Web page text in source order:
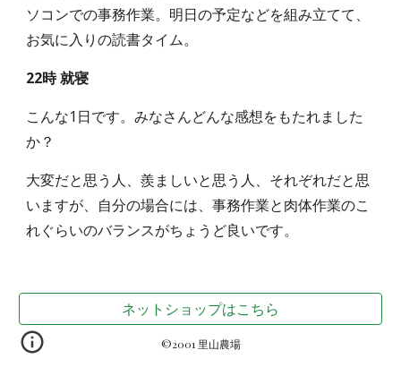
ソコンでの事務作業。明日の予定などを組み立てて、
お気に入りの読書タイム。
22時就寝
こんな1日です。みなさんどんな感想をもたれました
か？
大変だと思う人、羨ましいと思う人、それぞれだと思
いますが、自分の場合には、事務作業と肉体作業のこ
れぐらいのバランスがちょうど良いです。
ネットショップはこちら
©2001 里山農場